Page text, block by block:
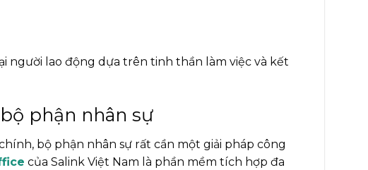
người lao động dựa trên tinh thần làm việc và kết
phận nhân sự
bộ phận nhân sự rất cần một giải pháp công
của Salink Việt Nam là phần mềm tích hợp đa